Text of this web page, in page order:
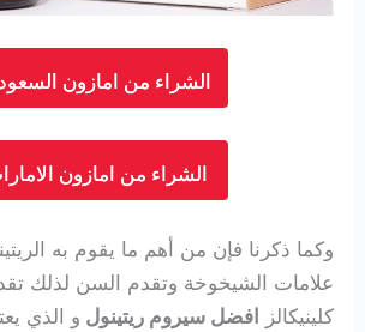
الشراء من امازون
الشراء من امازون
وكما ذكرنا فإن من أهم ما يقوم به
علامات الشيخوخة وتقدم السن لذلك
كلينيكالز
افضل سيروم ريتينول و الذي